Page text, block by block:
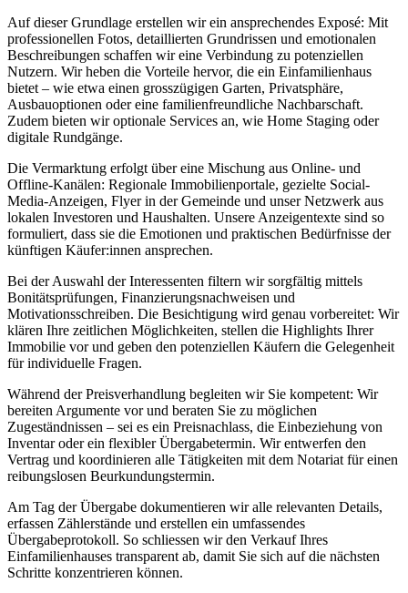
Auf dieser Grundlage erstellen wir ein ansprechendes Exposé: Mit
professionellen Fotos, detaillierten Grundrissen und emotionalen
Beschreibungen schaffen wir eine Verbindung zu potenziellen
Nutzern. Wir heben die Vorteile hervor, die ein Einfamilienhaus
bietet – wie etwa einen grosszügigen Garten, Privatsphäre,
Ausbauoptionen oder eine familienfreundliche Nachbarschaft.
Zudem bieten wir optionale Services an, wie Home Staging oder
digitale Rundgänge.
Die Vermarktung erfolgt über eine Mischung aus Online- und
Offline-Kanälen: Regionale Immobilienportale, gezielte Social-
Media-Anzeigen, Flyer in der Gemeinde und unser Netzwerk aus
lokalen Investoren und Haushalten. Unsere Anzeigentexte sind so
formuliert, dass sie die Emotionen und praktischen Bedürfnisse der
künftigen Käufer:innen ansprechen.
Bei der Auswahl der Interessenten filtern wir sorgfältig mittels
Bonitätsprüfungen, Finanzierungsnachweisen und
Motivationsschreiben. Die Besichtigung wird genau vorbereitet: Wir
klären Ihre zeitlichen Möglichkeiten, stellen die Highlights Ihrer
Immobilie vor und geben den potenziellen Käufern die Gelegenheit
für individuelle Fragen.
Während der Preisverhandlung begleiten wir Sie kompetent: Wir
bereiten Argumente vor und beraten Sie zu möglichen
Zugeständnissen – sei es ein Preisnachlass, die Einbeziehung von
Inventar oder ein flexibler Übergabetermin. Wir entwerfen den
Vertrag und koordinieren alle Tätigkeiten mit dem Notariat für einen
reibungslosen Beurkundungstermin.
Am Tag der Übergabe dokumentieren wir alle relevanten Details,
erfassen Zählerstände und erstellen ein umfassendes
Übergabeprotokoll. So schliessen wir den Verkauf Ihres
Einfamilienhauses transparent ab, damit Sie sich auf die nächsten
Schritte konzentrieren können.